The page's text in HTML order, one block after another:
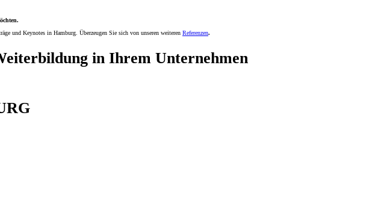
und Keynotes in Hamburg. Überzeugen Sie sich von unseren weiteren Referenzen.
in Ihrem Unternehmen